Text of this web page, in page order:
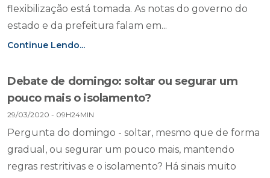
flexibilização está tomada. As notas do governo do
estado e da prefeitura falam em...
Continue Lendo...
Debate de domingo: soltar ou segurar um
pouco mais o isolamento?
29/03/2020 - 09H24MIN
Pergunta do domingo - soltar, mesmo que de forma
gradual, ou segurar um pouco mais, mantendo
regras restritivas e o isolamento? Há sinais muito